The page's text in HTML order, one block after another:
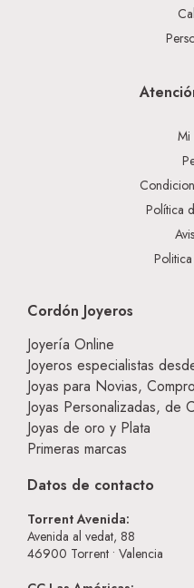
Mi
Política
Cordón Joyeros
Joyería Online
Joyeros especialistas
Joyas para Novias,
Joyas Personalizadas, de
Joyas de oro y Plata
Primeras marcas
Datos de contacto
Torrent Avenida:
Avenida al vedat, 88
46900 Torrent • Valencia